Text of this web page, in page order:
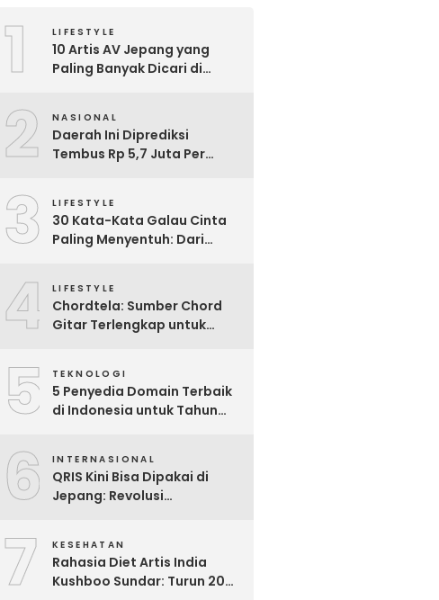
1 LIFESTYLE
10 Artis AV Jepang yang
Paling Banyak Dicari di
2 NASIONAL
Daerah Ini Diprediksi
Tembus Rp 5,7 Juta Per
Upah Minimum 2026
3 LIFESTYLE
30 Kata-Kata Galau Cinta
Paling Menyentuh: Dari
4 LIFESTYLE
Chordtela: Sumber Chord
Gitar Terlengkap untuk
5 TEKNOLOGI
5 Penyedia Domain Terbaik
di Indonesia untuk Tahun
6 INTERNASIONAL
QRIS Kini Bisa Dipakai di
Jepang: Revolusi
7 KESEHATAN
Rahasia Diet Artis India
Kushboo Sundar: Turun 20